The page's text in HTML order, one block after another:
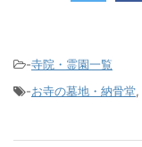
-寺院・霊園一覧
-お寺の墓地・納骨堂,